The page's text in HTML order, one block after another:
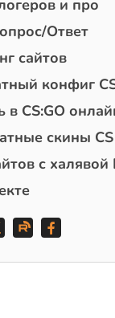
и про
Ответ
сайтов
конфиг
в CS:GO
скины
с халявой